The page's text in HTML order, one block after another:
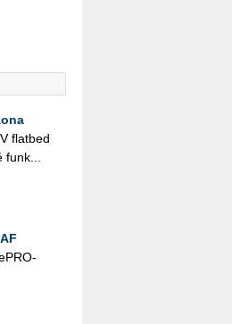
flat­bed